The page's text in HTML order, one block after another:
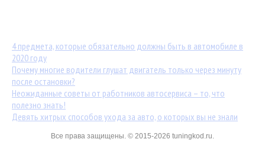
4 предмета, которые обязательно должны быть в автомобиле в
2020 году
Почему многие водители глушат двигатель только через минуту
после остановки?
Неожиданные советы от работников автосервиса – то, что
полезно знать!
Девять хитрых способов ухода за авто, о которых вы не знали
Все права защищены. © 2015-2026 tuningkod.ru.